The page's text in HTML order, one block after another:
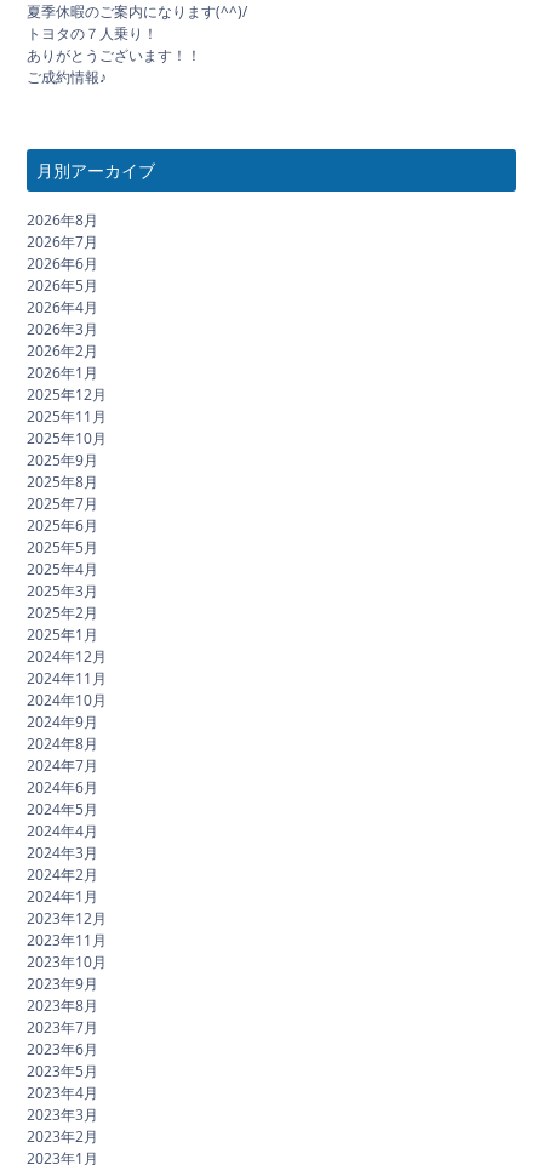
夏季休暇のご案内になります(^^)/
トヨタの７人乗り！
ありがとうございます！！
ご成約情報♪
月別アーカイブ
2026年8月
2026年7月
2026年6月
2026年5月
2026年4月
2026年3月
2026年2月
2026年1月
2025年12月
2025年11月
2025年10月
2025年9月
2025年8月
2025年7月
2025年6月
2025年5月
2025年4月
2025年3月
2025年2月
2025年1月
2024年12月
2024年11月
2024年10月
2024年9月
2024年8月
2024年7月
2024年6月
2024年5月
2024年4月
2024年3月
2024年2月
2024年1月
2023年12月
2023年11月
2023年10月
2023年9月
2023年8月
2023年7月
2023年6月
2023年5月
2023年4月
2023年3月
2023年2月
2023年1月